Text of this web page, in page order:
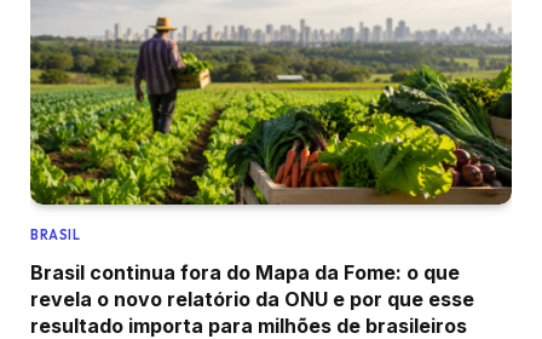
BRASIL
Brasil continua fora do Mapa da Fome: o que
revela o novo relatório da ONU e por que esse
resultado importa para milhões de brasileiros